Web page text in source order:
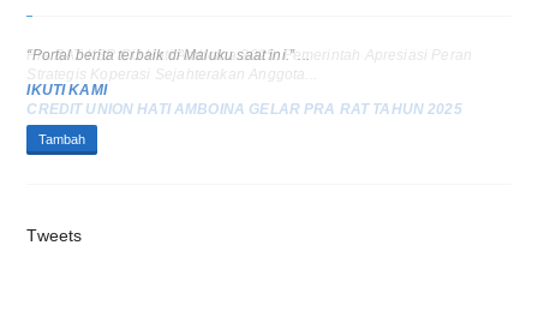
Pra RAT KSP CU Hati Amboina 2025: Pemerintah Apresiasi Peran
Strategis Koperasi Sejahterakan Anggota...
CREDIT UNION HATI AMBOINA GELAR PRA RAT TAHUN 2025
Tambah
Tweets